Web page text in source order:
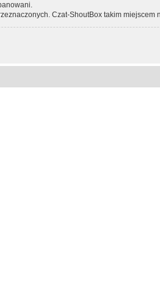
Czat-ShoutBox takim miejscem